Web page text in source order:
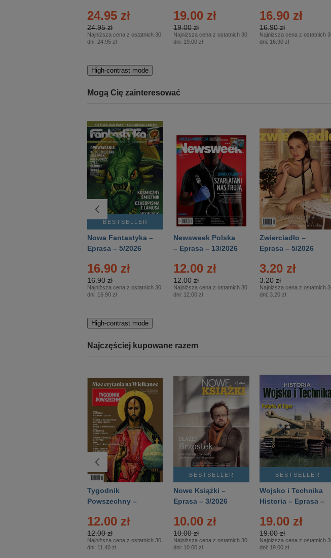
24.95 zł
24.95 zł
Najniższa cena z ostatnich 30
dni: 24.95 zł
– 2/2026
19.00 zł
19.00 zł
Najniższa cena z ostatnich 30
dni: 19.00 zł
16.90 zł
16.90 zł
Najniższa cena z ostatnich
dni: 16.90 zł
High-contrast mode
Mogą Cię zainteresować
BESTSELLER
Nowa Fantastyka –
Eprasa – 5/2026
16.90 zł
16.90 zł
Najniższa cena z ostatnich 30
dni: 16.90 zł
Newsweek Polska
– Eprasa – 13/2026
12.00 zł
12.00 zł
Najniższa cena z ostatnich 30
dni: 12.00 zł
Zwierciadło –
Eprasa – 5/2026
3.20 zł
3.20 zł
Najniższa cena z ostatnich
dni: 3.20 zł
High-contrast mode
Najczęściej kupowane razem
Tygodnik
Powszechny –
12.00 zł
12.00 zł
Najniższa cena z ostatnich 30
dni: 11.40 zł
BESTSELLER
Nowe Książki –
Eprasa – 3/2026
10.00 zł
10.00 zł
Najniższa cena z ostatnich 30
dni: 10.00 zł
BESTSELLER
Wojsko i Technika
Historia – Eprasa –
19.00 zł
19.00 zł
Najniższa cena z ostatnich
dni: 19.00 zł